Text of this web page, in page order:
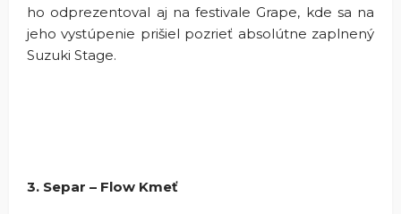
ho odprezentoval aj na festivale Grape, kde sa na
jeho vystúpenie prišiel pozrieť absolútne zaplnený
Suzuki Stage.
3. Separ – Flow Kmeť